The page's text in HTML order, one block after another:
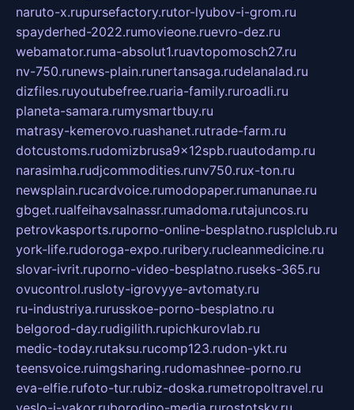
naruto-x.rupursefactory.rutor-lyubov-i-grom.ru
spayderhed-2022.rumovieone.ruevro-dez.ru
webamator.ruma-absolut1.ruavtopomosch27.ru
nv-750.runews-plain.runertansaga.rudelanalad.ru
dizfiles.ruyoutubefree.ruaria-family.ruroadli.ru
planeta-samara.rumysmartbuy.ru
matrasy-kemerovo.ruashanet.rutrade-farm.ru
dotcustoms.rudomizbrusa9x12spb.ruautodamp.ru
narasimha.rudjcommodities.runv750.rux-ton.ru
newsplain.rucardvoice.rumodopaper.rumanunae.ru
gbget.rualfeihavsalnassr.rumadoma.rutajuncos.ru
petrovkasports.ruporno-online-besplatno.rusplclub.ru
york-life.rudoroga-expo.ruribery.rucleanmedicine.ru
slovar-ivrit.ruporno-video-besplatno.ruseks-365.ru
ovucontrol.rusloty-igrovyye-avtomaty.ru
ru-industriya.rurusskoe-porno-besplatno.ru
belgorod-day.rudigilith.rupichkurovlab.ru
medic-today.rutaksu.rucomp123.rudon-ykt.ru
teensvoice.ruimgsharing.rudomashnee-porno.ru
eva-elfie.rufoto-tur.rubiz-doska.rumetropoltravel.ru